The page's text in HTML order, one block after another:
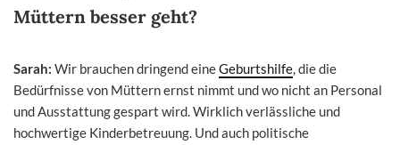
Müttern besser geht?
Sarah: Wir brauchen dringend eineGeburtshilfe, die die
Bedürfnisse von Müttern ernst nimmt und wo nicht an Personal
und Ausstattung gespart wird. Wirklich verlässliche und
hochwertige Kinderbetreuung. Und auch politische